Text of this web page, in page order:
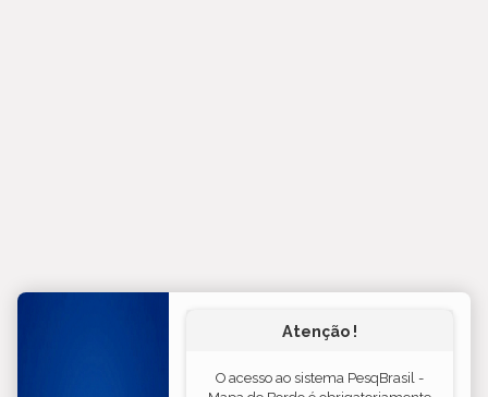
Atenção !
O acesso ao sistema PesqBrasil -